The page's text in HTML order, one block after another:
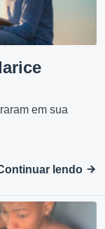
em sua
lendo